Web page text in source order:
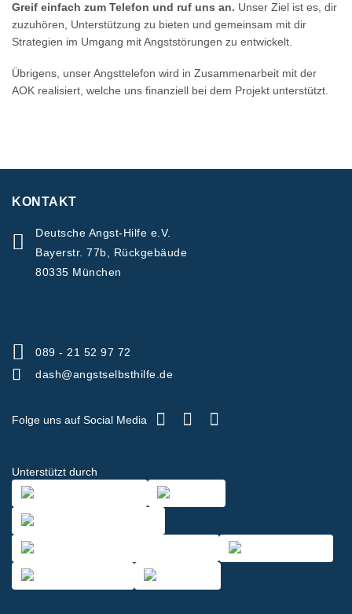
Greif einfach zum Telefon und ruf uns an. Unser Ziel ist es, dir
zuzuhören, Unterstützung zu bieten und gemeinsam mit dir
Strategien im Umgang mit Angststörungen zu entwickelt.
Übrigens, unser Angsttelefon wird in Zusammenarbeit mit der
AOK realisiert, welche uns finanziell bei dem Projekt unterstützt.
KONTAKT
Deutsche Angst-Hilfe e.V.
Bayerstr. 77b, Rückgebäude
80335 München
089 - 21 52 97 72
dash@angstselbsthilfe.de
Folge uns auf Social Media
Unterstützt durch